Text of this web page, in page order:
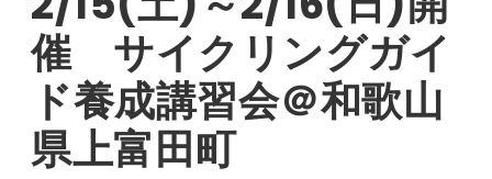
催 サイクリングガイ
ド養成講習会＠和歌山
県上富田町